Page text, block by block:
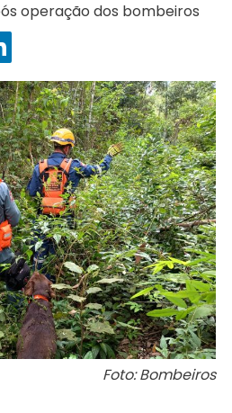
operação dos bombeiros
Foto: Bombeiros